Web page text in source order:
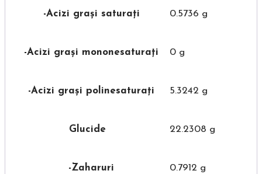
-Acizi grași saturați 0.5736 g
-Acizi grași mononesaturați 0 g
-Acizi grași polinesaturați 5.3242 g
Glucide 22.2308 g
-Zaharuri 0.7912 g